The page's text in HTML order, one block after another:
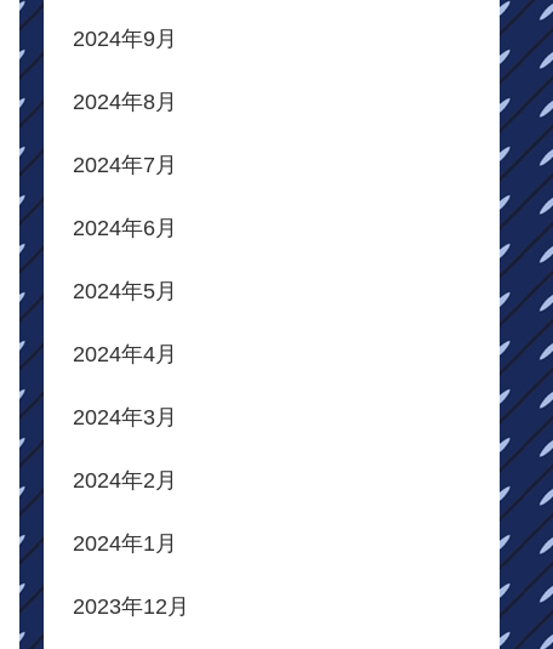
2024年9月
2024年8月
2024年7月
2024年6月
2024年5月
2024年4月
2024年3月
2024年2月
2024年1月
2023年12月